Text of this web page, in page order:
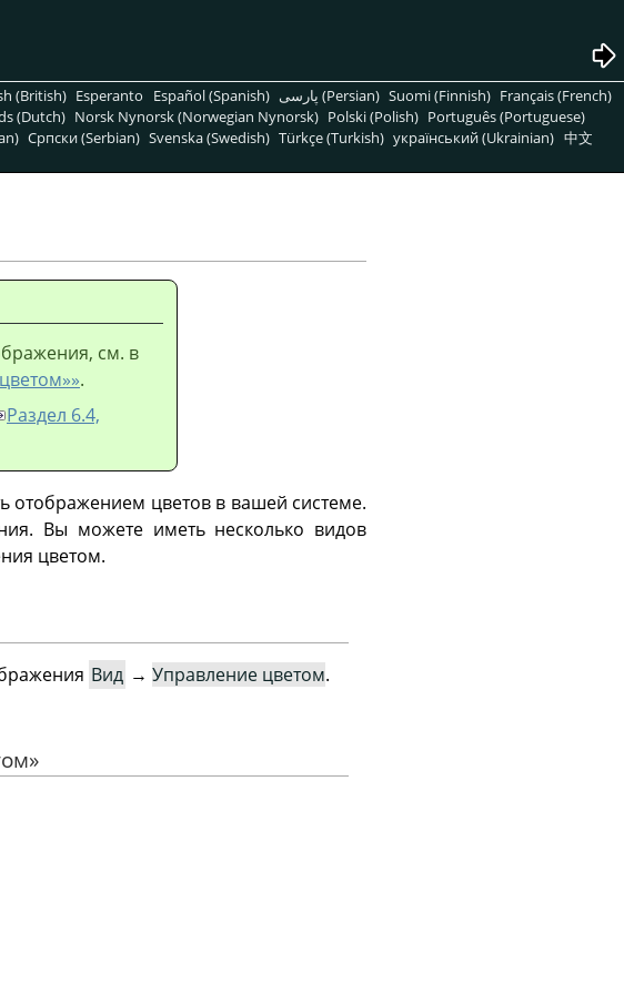
(British) Esperanto Español (Spanish) پارسی (Persian) Suomi (Finnish) Français (French)
(Dutch) Norsk Nynorsk (Norwegian Nynorsk) Polski (Polish) Português (Portuguese)
Српски (Serbian) Svenska (Swedish) Türkçe (Turkish) український (Ukrainian) 中文
см. в
»».
Раздел 6.4,
отображением цветов в вашей системе.
Вы можете иметь несколько видов
цветом.
Вид → Управление цветом.
»